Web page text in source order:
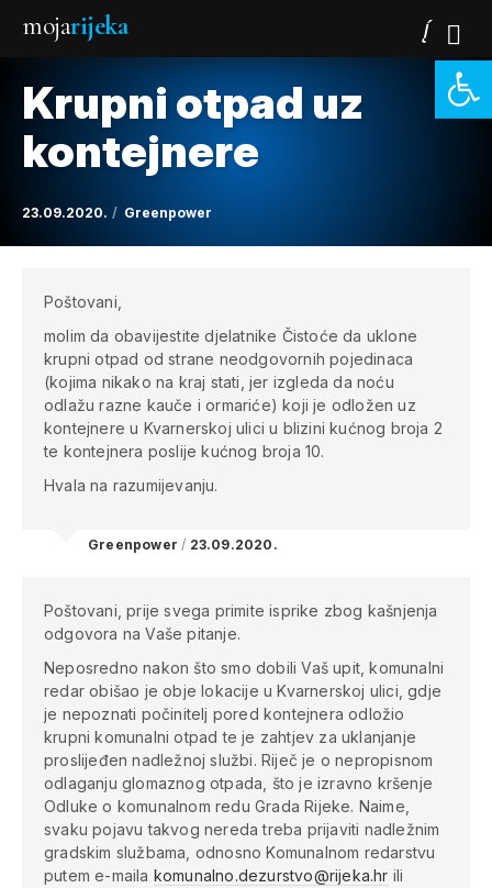
mojarijeka
Krupni otpad uz
kontejnere
23.09.2020. Greenpower
Poštovani,
molim da obavijestite djelatnike Čistoće da uklone
krupni otpad od strane neodgovornih pojedinaca
(kojima nikako na kraj stati, jer izgleda da noću
odlažu razne kauče i ormariće) koji je odložen uz
kontejnere u Kvarnerskoj ulici u blizini kućnog broja 2
te kontejnera poslije kućnog broja 10.
Hvala na razumijevanju.
Greenpower / 23.09.2020.
Poštovani, prije svega primite isprike zbog kašnjenja
odgovora na Vaše pitanje.
Neposredno nakon što smo dobili Vaš upit, komunalni
redar obišao je obje lokacije u Kvarnerskoj ulici, gdje
je nepoznati počinitelj pored kontejnera odložio
krupni komunalni otpad te je zahtjev za uklanjanje
proslijeđen nadležnoj službi. Riječ je o nepropisnom
odlaganju glomaznog otpada, što je izravno kršenje
Odluke o komunalnom redu Grada Rijeke. Naime,
svaku pojavu takvog nereda treba prijaviti nadležnim
gradskim službama, odnosno Komunalnom redarstvu
putem e-maila komunalno.dezurstvo@rijeka.hr ili